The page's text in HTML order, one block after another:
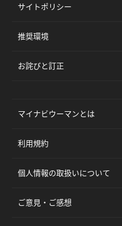
サイトポリシー
推奨環境
お詫びと訂正
マイナビウーマンとは
利用規約
個人情報の取扱いについて
ご意見・ご感想